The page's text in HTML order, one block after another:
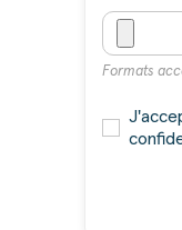
Formats